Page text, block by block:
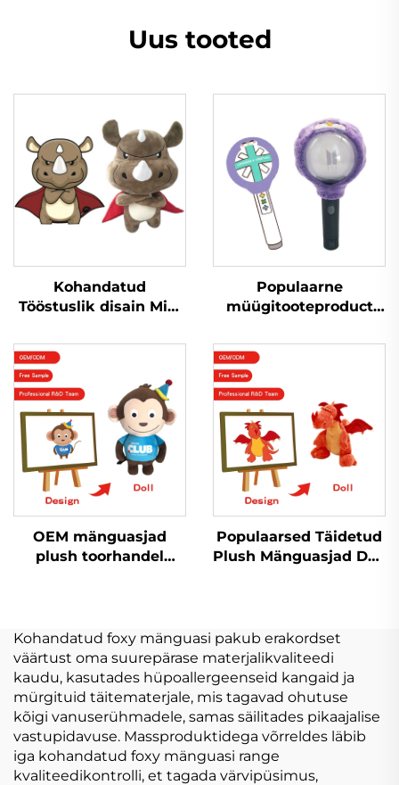
Uus tooted
Kohandatud
Tööstuslik disain Mini
Puhast Lelulaukur
Tootmine Mänguasjad
Täidisanimallad
Kohandatud Puhast
Populaarne
müügitooteproduct
Plush Kaunistatud Loll
Plushie Mängud
Popuulärsete Tähtede
Fännidele Muusika
Kontserdile Juhul
OEM mänguasjad
plush toorhandel
Loomad mänguasjad
naine Täidetud
Loomad Mängud
Populaarsed Täidetud
Plush Mänguasjad Doll
Plush Mänguasjad
Personaliseerimine
Kohandatud foxy mänguasi pakub erakordset
väärtust oma suurepärase materjalikvaliteedi
kaudu, kasutades hüpoallergeenseid kangaid ja
mürgituid täitematerjale, mis tagavad ohutuse
kõigi vanuserühmadele, samas säilitades pikaajalise
vastupidavuse. Massproduktidega võrreldes läbib
iga kohandatud foxy mänguasi range
kvaliteedikontrolli, et tagada värvipüsimus,